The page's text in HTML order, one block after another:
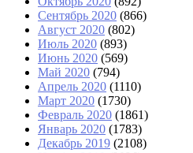
Сентябрь 2020 (866)
Август 2020 (802)
Июль 2020 (893)
Июнь 2020 (569)
Май 2020 (794)
Апрель 2020 (1110)
Март 2020 (1730)
Февраль 2020 (1861)
Январь 2020 (1783)
Декабрь 2019 (2108)